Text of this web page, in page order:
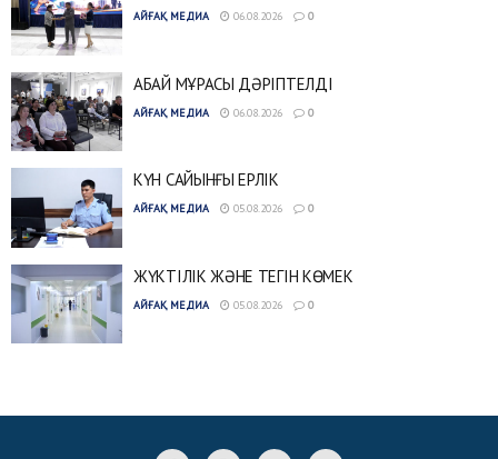
АЙҒАҚ МЕДИА 06.08.2026 0
АБАЙ МҰРАСЫ ДӘРІПТЕЛДІ
АЙҒАҚ МЕДИА 06.08.2026 0
КҮН САЙЫНҒЫ ЕРЛІК
АЙҒАҚ МЕДИА 05.08.2026 0
ЖҮКТІЛІК ЖӘНЕ ТЕГІН КӨМЕК
АЙҒАҚ МЕДИА 05.08.2026 0